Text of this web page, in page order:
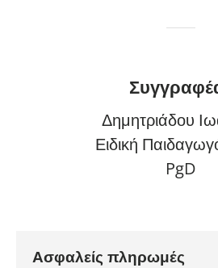
Δημητριάδου
Ειδική
PgD
Ασφαλείς πληρωμές